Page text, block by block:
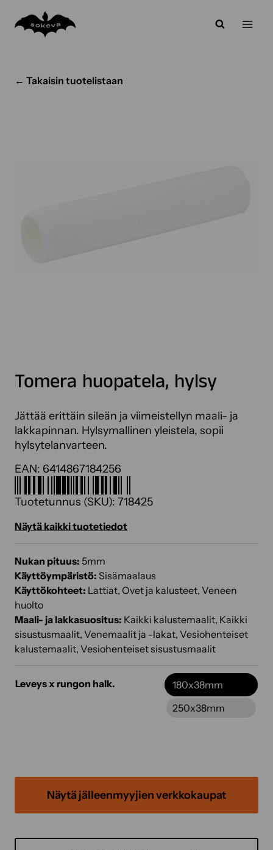
sisältöön
← Takaisin tuotelistaan
Tomera huopatela, hylsy
Jättää erittäin sileän ja viimeistellyn maali- ja
lakkapinnan. Hylsymallinen yleistela, sopii
hylsytelanvarteen.
EAN: 6414867184256
Tuotetunnus (SKU): 718425
Näytä kaikki tuotetiedot
Nukan pituus: 5mm
Käyttöympäristö: Sisämaalaus
Käyttökohteet: Lattiat, Ovet ja kalusteet, Veneen
huolto
Maali- ja lakkasuositus: Kaikki kalustemaalit, Kaikki
sisustusmaalit, Venemaalit ja -lakat, Vesiohenteiset
kalustemaalit, Vesiohenteiset sisustusmaalit
Leveys x rungon halk.
180x38mm
250x38mm
Näytä jälleenmyyjien verkkokaupat